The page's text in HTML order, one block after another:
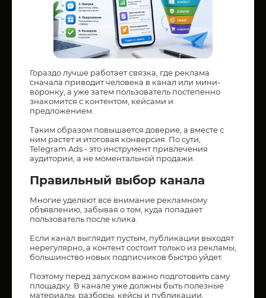
Гораздо лучше работает связка, где реклама
сначала приводит человека в канал или мини-
воронку, а уже затем пользователь постепенно
знакомится с контентом, кейсами и
предложением.
Таким образом повышается доверие, а вместе с
ним растет и итоговая конверсия. По сути,
Telegram Ads - это инструмент привлечения
аудитории, а не моментальной продажи.
Правильный выбор канала
Многие уделяют все внимание рекламному
объявлению, забывая о том, куда попадает
пользователь после клика.
Если канал выглядит пустым, публикации выходят
нерегулярно, а контент состоит только из рекламы,
большинство новых подписчиков быстро уйдет.
Поэтому перед запуском важно подготовить саму
площадку. В канале уже должны быть полезные
материалы, разборы, кейсы и публикации,